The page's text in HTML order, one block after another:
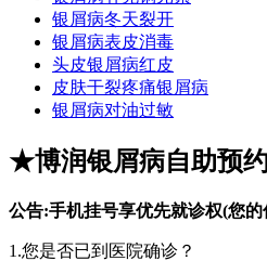
银屑病冬天裂开
银屑病表皮消毒
头皮银屑病红皮
皮肤干裂疼痛银屑病
银屑病对油过敏
★博润银屑病自助预
公告:手机挂号享优先就诊权(您
1.您是否已到医院确诊？